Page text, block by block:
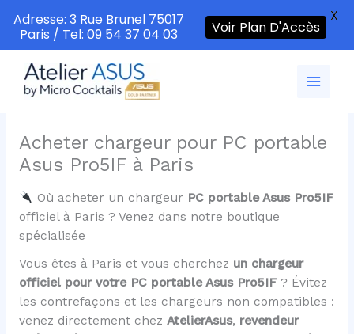
contenu
Acheter chargeur pour PC portable
Asus Pro5IF à Paris
Où acheter un chargeur PC portable Asus Pro5IF
officiel à Paris ? Venez dans notre boutique
spécialisée
Vous êtes à Paris et vous cherchez un chargeur
officiel pour votre PC portable Asus Pro5IF? Évitez
les contrefaçons et les chargeurs non compatibles :
venez directement chez AtelierAsus, revendeur
Adresse: 3 Rue Brunel 75017
Paris / Tel: 09 54 37 04 03
Voir Plan D'Accès
X